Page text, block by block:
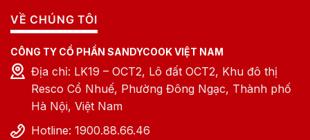
VỀ CHÚNG TÔI
CÔNG TY CỔ PHẦN SANDYCOOK VIỆT NAM
Địa chỉ: LK19 – OCT2, Lô đất OCT2, Khu đô thị
Resco Cổ Nhuế, Phường Đông Ngạc, Thành phố
Hà Nội, Việt Nam
Hotline: 1900.88.66.46